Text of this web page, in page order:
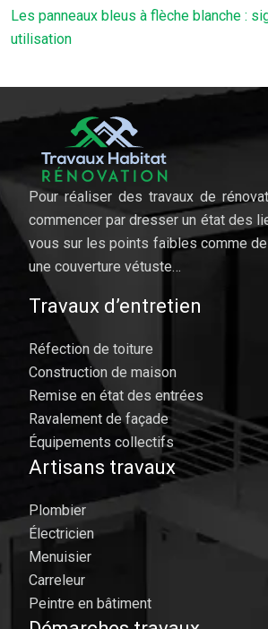
Les panneaux bleus à flèche blanche :
utilisation
Pour réaliser des travaux de
commencer par dresser un état des
vous sur les points faibles comme
une couverture vétuste…
Travaux d’entretien
Réfection de toiture
Construction de maison
Remise en état des entrées
Ravalement de façade
Équipements collectifs
Artisans travaux
Plombier
Électricien
Menuisier
Carreleur
Peintre en bâtiment